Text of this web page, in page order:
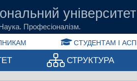
Професіоналізм.
СТУДЕНТАМ І
СТРУКТУРА